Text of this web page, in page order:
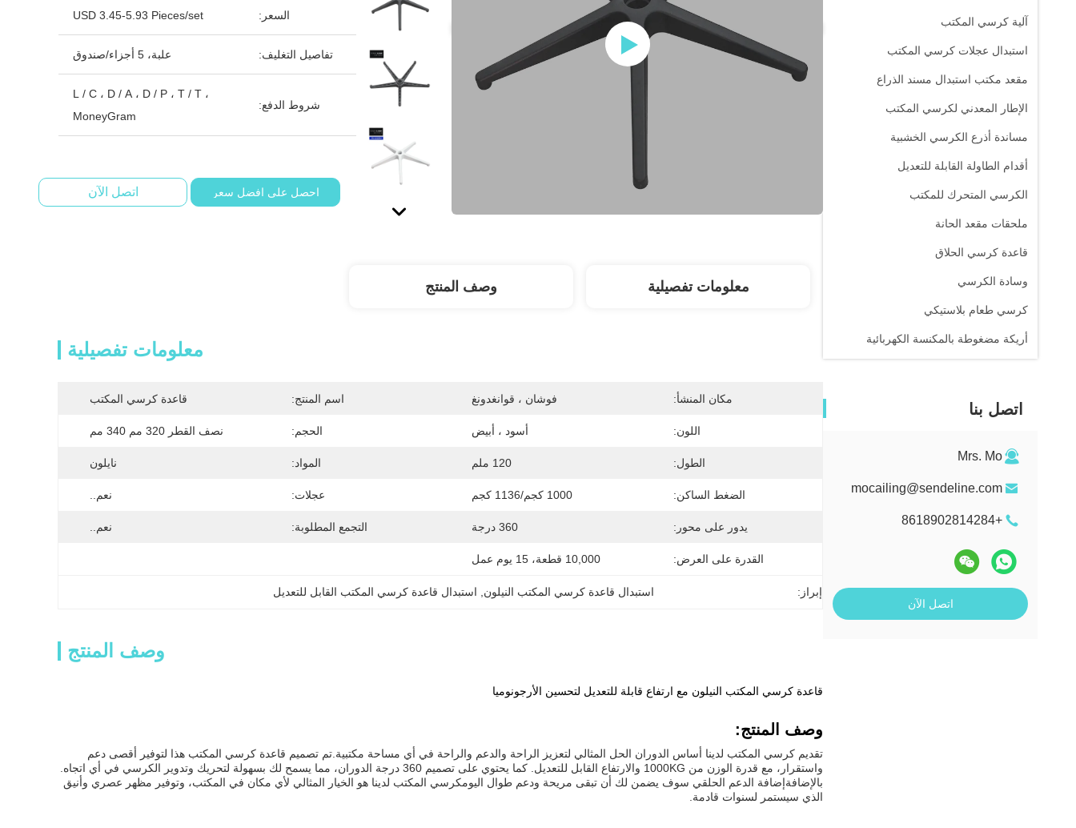
آلية كرسي المكتب
استبدال عجلات كرسي المكتب
مقعد مكتب استبدال مسند الذراع
الإطار المعدني لكرسي المكتب
مساندة أذرع الكرسي الخشبية
أقدام الطاولة القابلة للتعديل
الكرسي المتحرك للمكتب
ملحقات مقعد الحانة
قاعدة كرسي الحلاق
وسادة الكرسي
كرسي طعام بلاستيكي
أريكة مضغوطة بالمكنسة الكهربائية
اتصل بنا
Mrs. Mo
mocailing@sendeline.com
+8618902814284
اتصل الآن
السعر: USD 3.45-5.93 Pieces/set
تفاصيل التغليف: علبة، 5 أجزاء/صندوق
شروط الدفع:
L / C ، D / A ، D / P ، T / T ،
MoneyGram
احصل على افضل سعر اتصل الآن
معلومات تفصيلية وصف المنتج
معلومات تفصيلية
مكان المنشأ: فوشان ، قوانغدونغ اسم المنتج: قاعدة كرسي المكتب
اللون: أسود ، أبيض الحجم: نصف القطر 320 مم 340 مم
الطول: 120 ملم المواد: نايلون
الضغط الساكن: 1000 كجم/1136 كجم عجلات: نعم..
يدور على محور: 360 درجة التجمع المطلوبة: نعم..
القدرة على العرض: 10,000 قطعة، 15 يوم عمل
إبراز: استبدال قاعدة كرسي المكتب النيلون استبدال قاعدة كرسي المكتب القابل للتعديل
وصف المنتج
قاعدة كرسي المكتب النيلون مع ارتفاع قابلة للتعديل لتحسين الأرجونوميا
وصف المنتج:
تقديم كرسي المكتب لدينا أساس الدوران الحل المثالي لتعزيز الراحة والدعم والراحة في أي مساحة مكتبية.تم تصميم قاعدة كرسي المكتب هذا لتوفير أقصى دعم
واستقرار، مع قدرة الوزن من 1000KG والارتفاع القابل للتعديل. كما يحتوي على تصميم 360 درجة الدوران، مما يسمح لك بسهولة لتحريك وتدوير الكرسي في أي اتجاه.
بالإضافةإضافة الدعم الحلقي سوف يضمن لك أن تبقى مريحة ودعم طوال اليومكرسي المكتب لدينا هو الخيار المثالي لأي مكان في المكتب، وتوفير مظهر عصري وأنيق
الذي سيستمر لسنوات قادمة.